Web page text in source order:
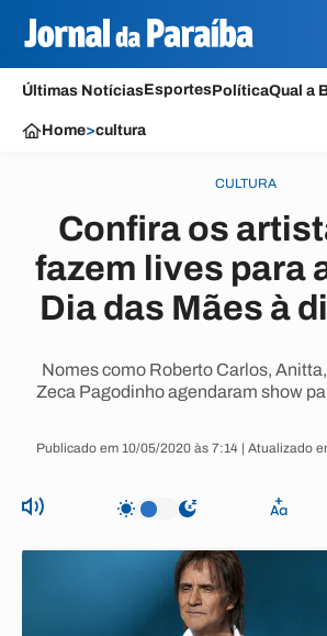
Últimas NotíciasEsportesPolíticaQual a
Home>cultura
CULTURA
Confira os
fazem lives para
Dia das Mães à
Nomes como Roberto Carlos,
Zeca Pagodinho agendaram show
Publicado em 10/05/2020 às 7:14 | Atualizado